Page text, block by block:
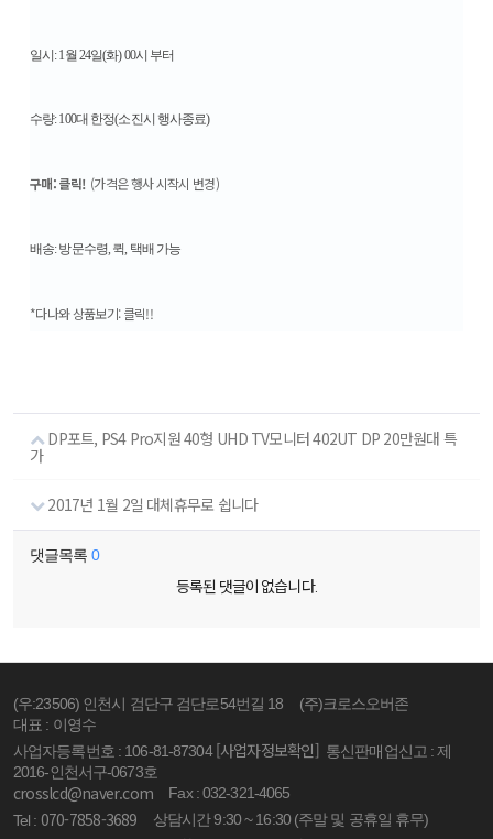
일시: 1월 24일(화) 00시 부터
수량: 100대 한정(소진시 행사종료)
구매: 클릭! (가격은 행사 시작시 변경)
배송: 방문수령, 퀵, 택배 가능
*다나와 상품보기: 클릭!!
DP포트, PS4 Pro지원 40형 UHD TV모니터 402UT DP 20만원대 특
가
2017년 1월 2일 대체휴무로 쉽니다
댓글목록 0
등록된 댓글이 없습니다.
(우:23506) 인천시 검단구 검단로54번길 18
(주)크로스오버존
대표 : 이영수
사업자등록번호 : 106-81-87304[사업자정보확인] 통신판매업신고 : 제
2016-인천서구-0673호
crosslcd@naver.com
Fax : 032-321-4065
Tel : 070-7858-3689
상담시간 9:30 ~ 16:30 (주말 및 공휴일 휴무)